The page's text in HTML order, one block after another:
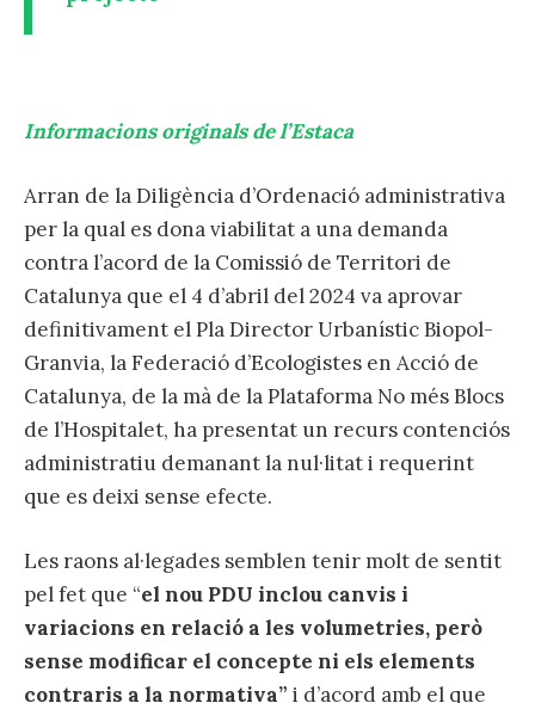
Informacions originals de l’Estaca
Arran de la Diligència d’Ordenació administrativa
per la qual es dona viabilitat a una demanda
contra l’acord de la Comissió de Territori de
Catalunya que el 4 d’abril del 2024 va aprovar
definitivament el Pla Director Urbanístic Biopol-
Granvia, la Federació d’Ecologistes en Acció de
Catalunya, de la mà de la Plataforma No més Blocs
de l’Hospitalet, ha presentat un recurs contenciós
administratiu demanant la nul·litat i requerint
que es deixi sense efecte.
Les raons al·legades semblen tenir molt de sentit
pel fet que “el nou PDU inclou canvis i
variacions en relació a les volumetries, però
sense modificar el concepte ni els elements
contraris a la normativa” i d’acord amb el que